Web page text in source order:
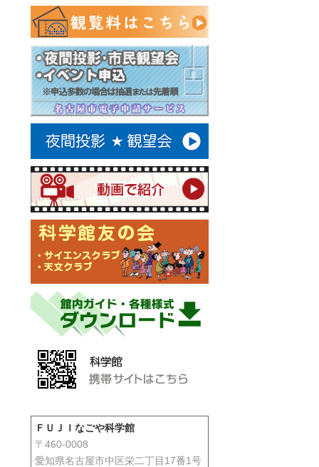
ＦＵＪＩなごや科学館
〒460-0008
愛知県名古屋市中区栄二丁目17番1号